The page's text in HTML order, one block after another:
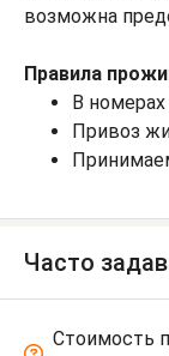
возможна
Правила
В номерах
Привоз
Часто
Стоимость